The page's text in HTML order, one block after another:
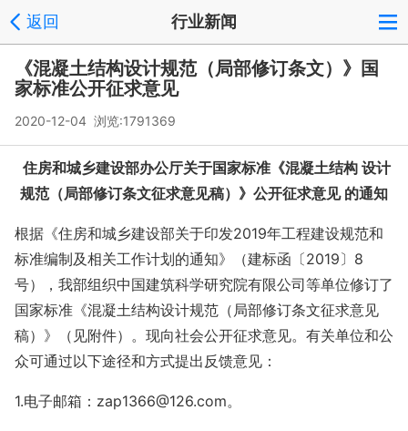
返回 行业新闻
《混凝土结构设计规范（局部修订条文）》国
家标准公开征求意见
2020-12-04 浏览:1791369
住房和城乡建设部办公厅关于国家标准《混凝土结构 设计
规范（局部修订条文征求意见稿）》公开征求意见 的通知
根据《住房和城乡建设部关于印发2019年工程建设规范和
标准编制及相关工作计划的通知》（建标函〔2019〕8
号），我部组织中国建筑科学研究院有限公司等单位修订了
国家标准《混凝土结构设计规范（局部修订条文征求意见
稿）》（见附件）。现向社会公开征求意见。有关单位和公
众可通过以下途径和方式提出反馈意见：
1.电子邮箱：zap1366@126.com。